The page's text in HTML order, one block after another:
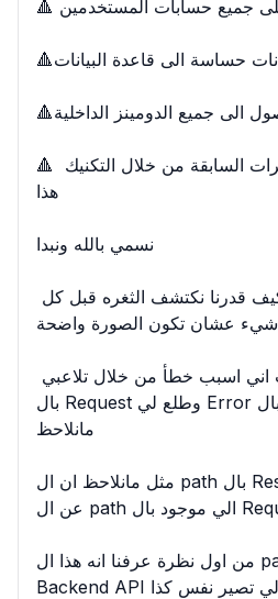
🔺 وصول وتحكم كامل على جميع حسابات المستخدمين
🔺اضافة بيانات حساسة الى قاعدة البيانات
🔺وصول الى جميع الدومينز الداخلية
🔺 وكيف قدرنا نتخطى الثغرات السابقة من خلال التكنيك
هذا
نسمي بالله ونبدا
شيء عشان تكون الصورة واضحة
بال Request وطلع لي Error غريب بال Response مثل
مانلاحظ
مثل مانلاحظ ان ال path بال Response مختلف تماما
عن ال path الي موجود بال Request
من اول نظرة عرفنا انه هذا ال path الي يتم استعماله ك
Backend API فالعملية الي تصير نفس كذا